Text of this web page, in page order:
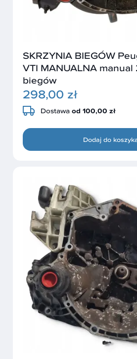
SKRZYNIA BIEGÓW
VTI MANUALNA manual
biegów
298,00 zł
Dostawa od 100,00 zł
Dodaj do